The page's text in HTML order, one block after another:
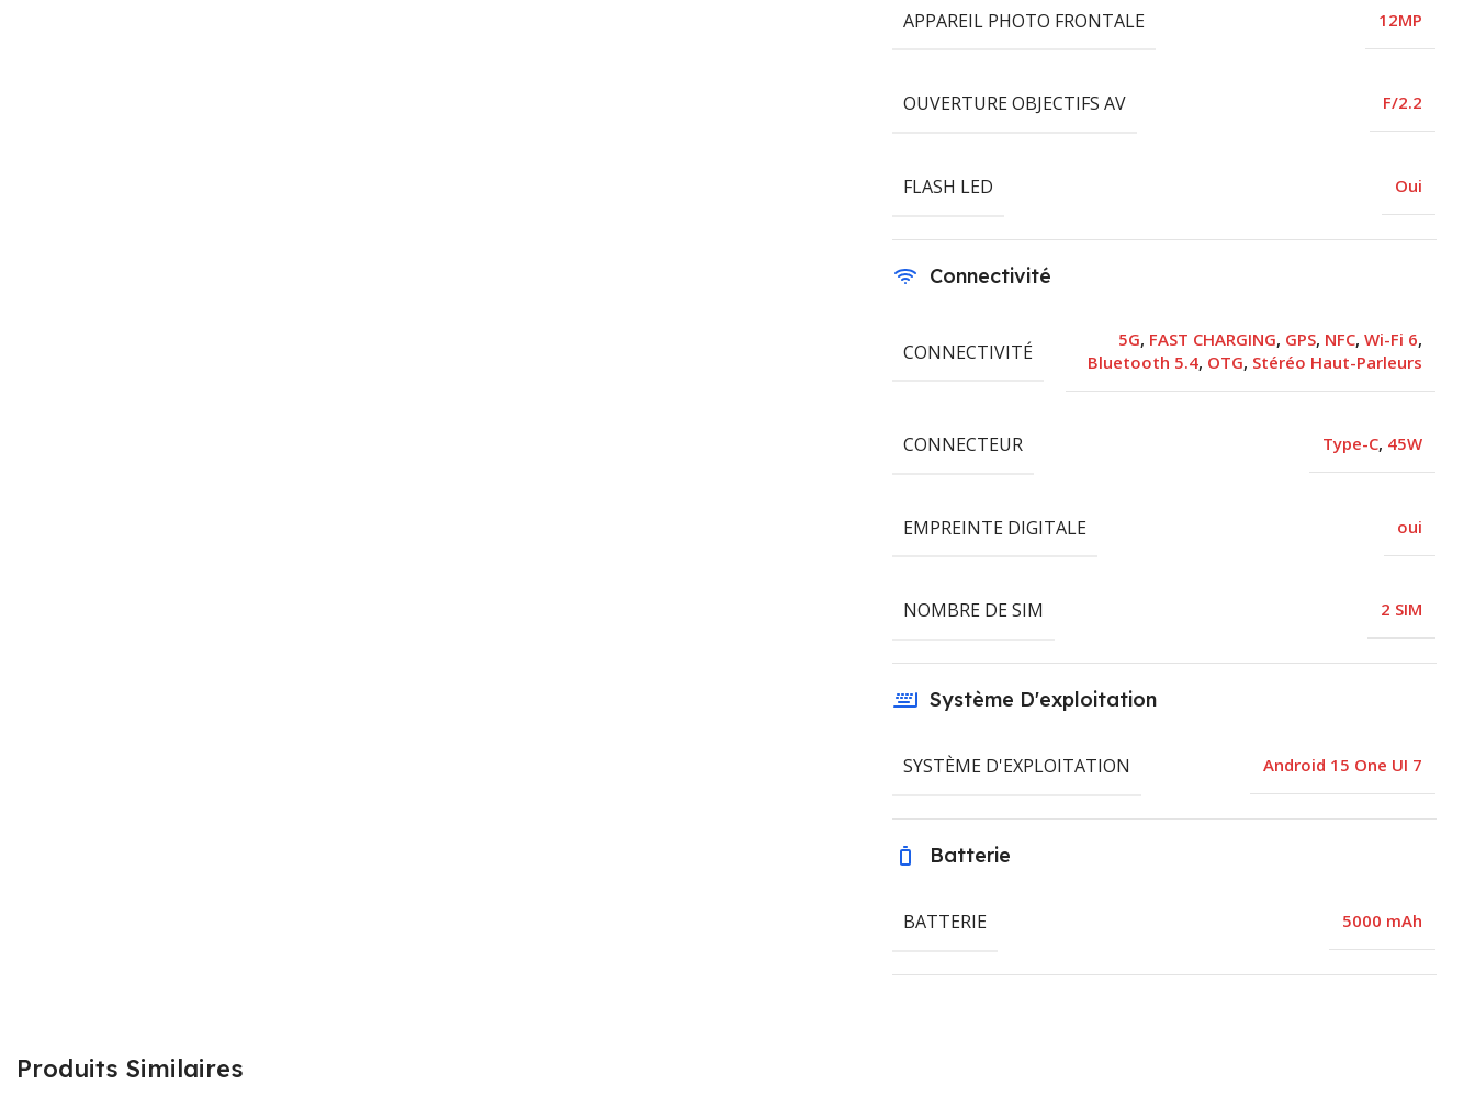
APPAREIL PHOTO FRONTALE 12MP
OUVERTURE OBJECTIFS AV F/2.2
FLASH LED Oui
Connectivité
CONNECTIVITÉ
5G, FAST CHARGING, GPS, NFC,Wi-Fi 6,
Bluetooth 5.4, OTG, Stéréo Haut-Parleurs
CONNECTEUR Type-C, 45W
EMPREINTE DIGITALE oui
NOMBRE DE SIM 2 SIM
Système D'exploitation
SYSTÈME D'EXPLOITATION Android 15 One UI 7
Batterie
BATTERIE 5000 mAh
Produits Similaires